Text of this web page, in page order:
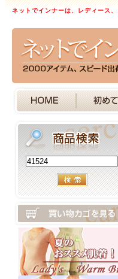
ネットでインナーは、レディース